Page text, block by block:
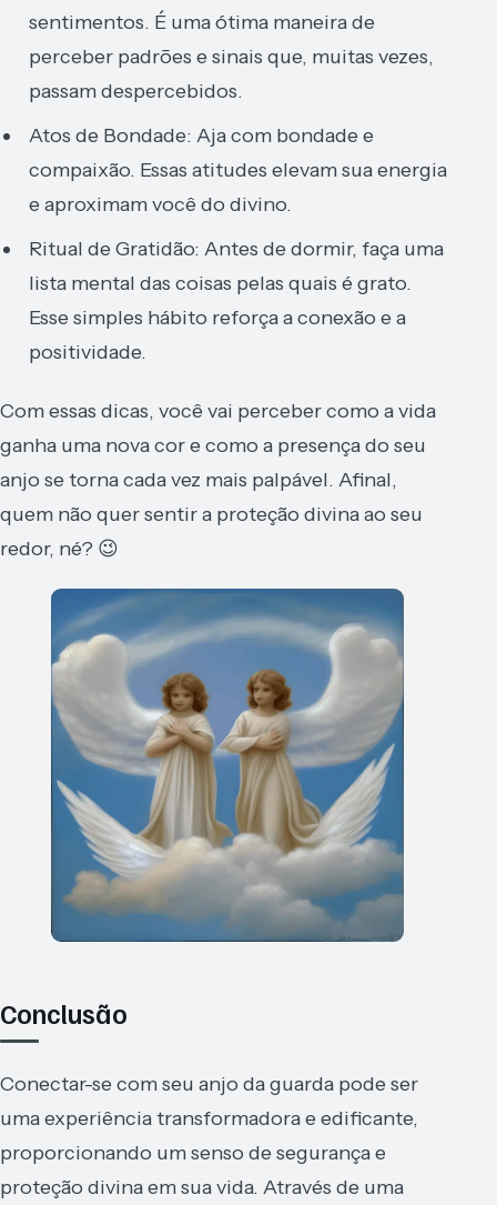
sentimentos. É uma ótima maneira de
perceber padrões e sinais que, muitas vezes,
passam despercebidos.
Atos de Bondade: Aja com bondade e
compaixão. Essas atitudes elevam sua energia
e aproximam você do divino.
Ritual de Gratidão: Antes de dormir, faça uma
lista mental das coisas pelas quais é grato.
Esse simples hábito reforça a conexão e a
positividade.
Com essas dicas, você vai perceber como a vida
ganha uma nova cor e como a presença do seu
anjo se torna cada vez mais palpável. Afinal,
quem não quer sentir a proteção divina ao seu
redor, né? 😉
Conclusão
Conectar-se com seu anjo da guarda pode ser
uma experiência transformadora e edificante,
proporcionando um senso de segurança e
proteção divina em sua vida. Através de uma